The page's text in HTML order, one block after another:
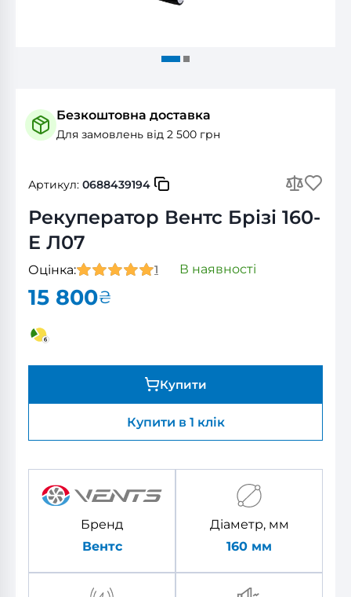
Безкоштовна доставка
Для замовлень від 2 500 грн
Артикул: 0688439194
Рекуператор Вентс Брізі 160-
E Л07
Оцінка: 1 В наявності
15 800₴
Купити
Купити в 1 клік
Бренд
Вентс
Діаметр, мм
160 мм